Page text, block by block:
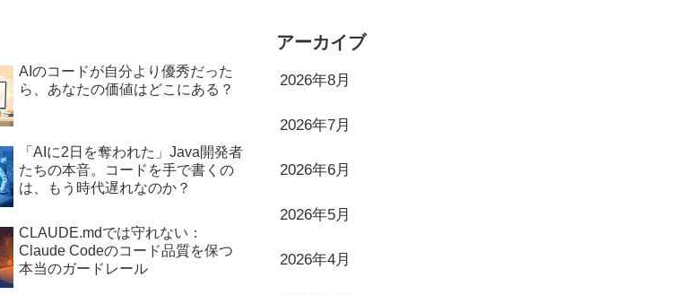
AIのコードが自分より優秀だった
ら、あなたの価値はどこにある？
「AIに2日を奪われた」Java開発者
たちの本音。コードを手で書くの
は、もう時代遅れなのか？
CLAUDE.mdでは守れない：
Claude Codeのコード品質を保つ
本当のガードレール
アーカイブ
2026年8月
2026年7月
2026年6月
2026年5月
2026年4月